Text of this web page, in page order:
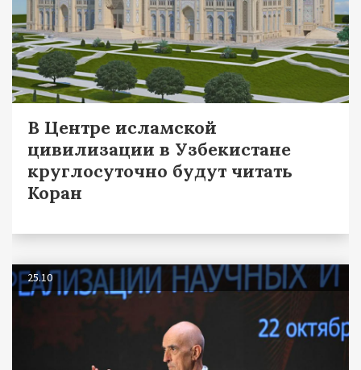
В Центре исламской
цивилизации в Узбекистане
круглосуточно будут читать
Коран
25.10